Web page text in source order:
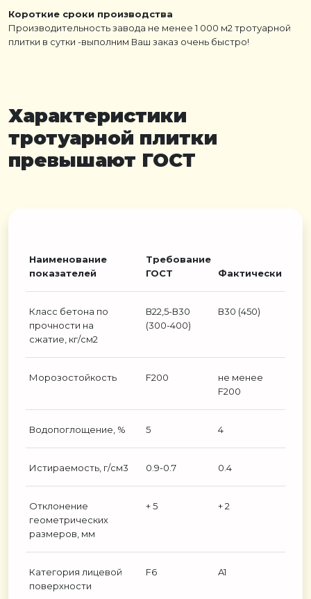
Короткие сроки производства
Производительность завода не менее 1 000 м2 тротуарной
плитки в сутки -выполним Ваш заказ очень быстро!
Характеристики
тротуарной плитки
превышают ГОСТ
Наименование
показателей
Требование
ГОСТ
Фактически
Класс бетона по
прочности на
сжатие, кг/см2
В22,5-В30
(300-400)
В30 (450)
Морозостойкость F200
не менее
F200
Водопоглощение, % 5 4
Истираемость, г/см3 0.9-0.7 0.4
Отклонение
геометрических
размеров, мм
+ 5 + 2
Категория лицевой
поверхности
F6 A1